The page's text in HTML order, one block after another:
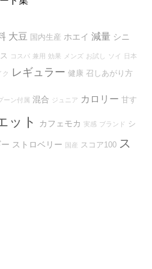
大豆 国内生産 ホエイ 減量 シニ
コスパ 兼用 効果 メンズ お試し ソイ 日本
ク レギュラー 健康 召しあがり方
ーン付属 混合 ジュニア カロリー 甘す
ット カフェモカ 実感 ブランド シ
ストロベリー 国産 スコア100 ス